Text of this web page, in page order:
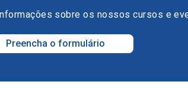
sobre os nossos cursos e
Preencha o formulário